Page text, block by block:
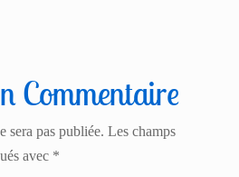
Commentaire
sera pas publiée. Les champs
avec *